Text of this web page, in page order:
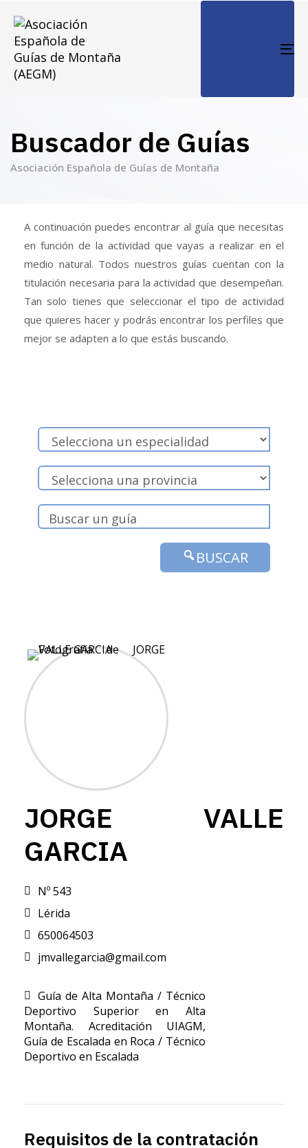
Buscador de Guías
Asociación Española de Guías de Montaña
A continuación puedes encontrar al guía que necesitas
en función de la actividad que vayas a realizar en el
medio natural. Todos nuestros guías cuentan con la
titulación necesaria para la actividad que desempeñan.
Tan solo tienes que seleccionar el tipo de actividad
que quieres hacer y podrás encontrar los perfiles que
mejor se adapten a lo que estás buscando.
BUSCAR
JORGE VALLE
GARCIA
Nº 543
Lérida
650064503
jmvallegarcia@gmail.com
Guía de Alta Montaña / Técnico
Deportivo Superior en Alta
Montaña. Acreditación UIAGM,
Guía de Escalada en Roca / Técnico
Deportivo en Escalada
Requisitos de la contratación